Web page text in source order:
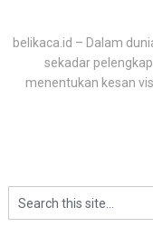
belikaca.id – Dalam
sekadar
menentukan kesan